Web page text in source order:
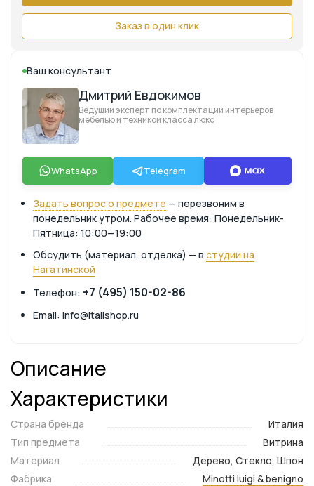
Заказ в один клик
Ваш консультант
Дмитрий Евдокимов
Ведущий эксперт по комплектации интерьеров
мебелью и техникой класса люкс
WhatsApp Telegram
Задать вопрос о предмете — перезвоним в
понедельник утром. Рабочее время: Понедельник-
Пятница: 10:00—19:00
Обсудить (материал, отделка) — в студии на
Нагатинской
Телефон: +7 (495) 150-02-86
Email: info@italishop.ru
Описание
Характеристики
Страна бренда
Италия
Тип предмета
Витрина
Материал
Дерево, Стекло, Шпон
Фабрика
Minotti luigi & benigno